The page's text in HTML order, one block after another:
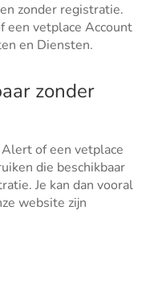
zonder registratie.
een vetplace Account
en Diensten.
zonder
of een vetplace
die beschikbaar
Je kan dan vooral
website zijn